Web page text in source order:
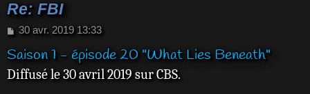
Re: FBI
M
s
s
a
30 avr. 2019 13:33
Saison 1 - épisode 20 "What Lies Beneath"
Diffusé le 30 avril 2019 sur CBS.